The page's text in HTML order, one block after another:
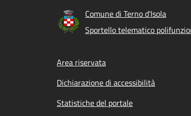
Comune di Terno d'Isola
Sportello telematico
Footer menu
Area riservata
Dichiarazione di accessibilità
Statistiche del portale